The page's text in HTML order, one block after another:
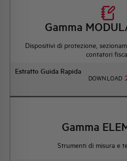
Gamma
Dispositivi di protezione,
contatori
Estratto Guida Rapida
DOWNLOAD
Gamma
Strumenti di misura e